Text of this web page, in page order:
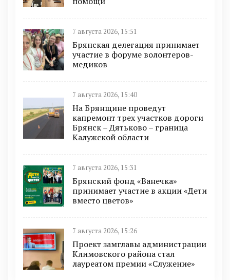
7 августа 2026, 15:51
Брянская делегация принимает
участие в форуме волонтеров-
медиков
7 августа 2026, 15:40
На Брянщине проведут
капремонт трех участков дороги
Брянск – Дятьково – граница
Калужской области
7 августа 2026, 15:31
Брянский фонд «Ванечка»
принимает участие в акции «Дети
вместо цветов»
7 августа 2026, 15:26
Проект замглавы администрации
Климовского района стал
лауреатом премии «Служение»